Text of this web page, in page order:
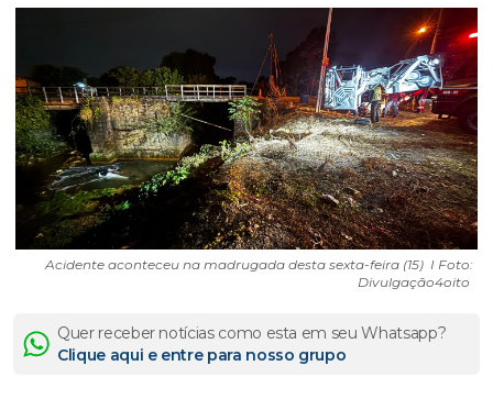
Acidente aconteceu na madrugada desta sexta-feira (15) I Foto:
Divulgação4oito
Quer receber notícias como esta em seu Whatsapp?
Clique aqui e entre para nosso grupo